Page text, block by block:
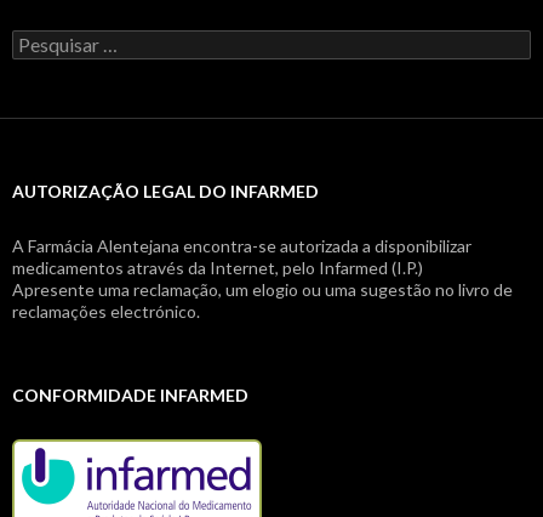
Pesquisar
por:
AUTORIZAÇÃO LEGAL DO INFARMED
A Farmácia Alentejana encontra-se autorizada a disponibilizar
medicamentos através da Internet, pelo Infarmed (I.P.)
Apresente uma reclamação, um elogio ou uma sugestão no livro de
reclamações electrónico.
CONFORMIDADE INFARMED